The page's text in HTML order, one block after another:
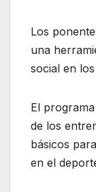
Los
una
social en
El
de los
básicos
en el